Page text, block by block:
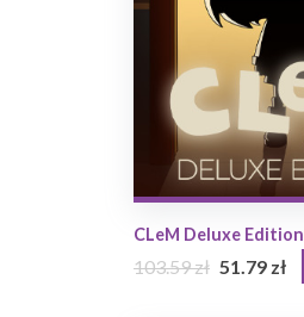
CLeM Deluxe Edition
103.59 zł 51.79 zł